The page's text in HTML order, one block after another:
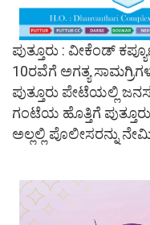
ಪುತ್ತೂರು : ವೀಕೆಂಡ್
10ರವೆಗೆ ಅಗತ್ಯ
ಪುತ್ತೂರು ಪೇಟೆಯಲ್ಲಿ
ಗಂಟೆಯ ಹೊತ್ತಿಗೆ
ಅಲ್ಲಲ್ಲಿ ಪೊಲೀಸರನ್ನು